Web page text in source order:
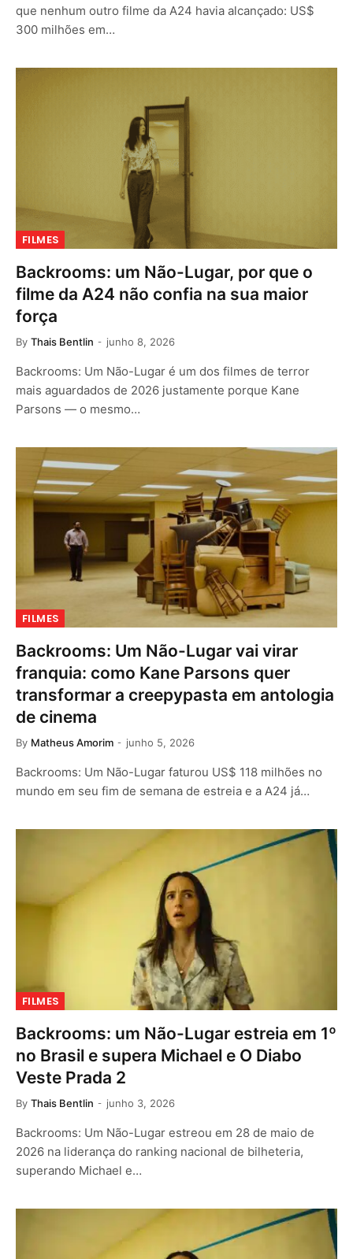
que nenhum outro filme da A24 havia alcançado: US$
300 milhões em…
FILMES
Backrooms: um Não-Lugar, por que o
filme da A24 não confia na sua maior
força
By Thais Bentlin junho 8, 2026
Backrooms: Um Não-Lugar é um dos filmes de terror
mais aguardados de 2026 justamente porque Kane
Parsons — o mesmo…
FILMES
Backrooms: Um Não-Lugar vai virar
franquia: como Kane Parsons quer
transformar a creepypasta em antologia
de cinema
By Matheus Amorim junho 5, 2026
Backrooms: Um Não-Lugar faturou US$ 118 milhões no
mundo em seu fim de semana de estreia e a A24 já…
FILMES
Backrooms: um Não-Lugar estreia em 1º
no Brasil e supera Michael e O Diabo
Veste Prada 2
By Thais Bentlin junho 3, 2026
Backrooms: Um Não-Lugar estreou em 28 de maio de
2026 na liderança do ranking nacional de bilheteria,
superando Michael e…